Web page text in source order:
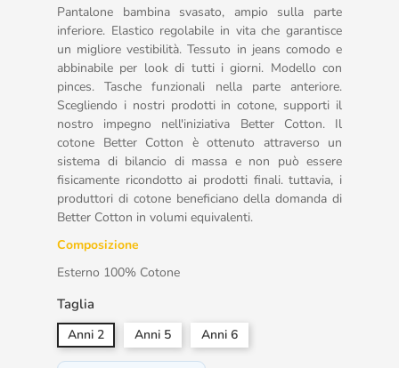
Pantalone bambina svasato, ampio sulla parte
inferiore. Elastico regolabile in vita che garantisce
un migliore vestibilità. Tessuto in jeans comodo e
abbinabile per look di tutti i giorni. Modello con
pinces. Tasche funzionali nella parte anteriore.
Scegliendo i nostri prodotti in cotone, supporti il
nostro impegno nell'iniziativa Better Cotton. Il
cotone Better Cotton è ottenuto attraverso un
sistema di bilancio di massa e non può essere
fisicamente ricondotto ai prodotti finali. tuttavia, i
produttori di cotone beneficiano della domanda di
Better Cotton in volumi equivalenti.
Composizione
Esterno 100% Cotone
Taglia
Anni 2 Anni 5 Anni 6